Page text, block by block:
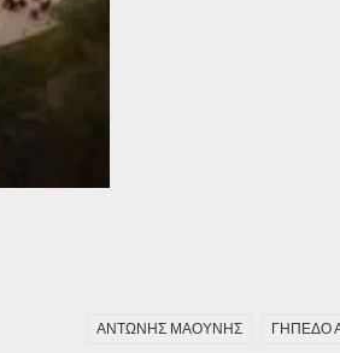
ΑΝΤΩΝΗΣ ΜΑΟΥΝΗΣ ΓΗΠΕΔΟ